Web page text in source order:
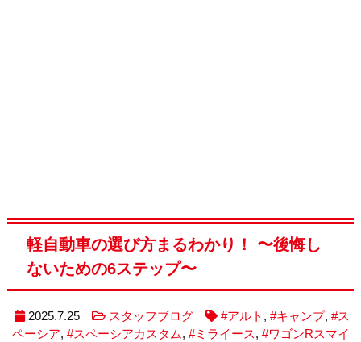
軽自動車の選び方まるわかり！ 〜後悔し
ないための6ステップ〜
2025.7.25 スタッフブログ #アルト ,#キャンプ,#ス
ペーシア,#スペーシアカスタム,#ミライース,#ワゴンRスマイ